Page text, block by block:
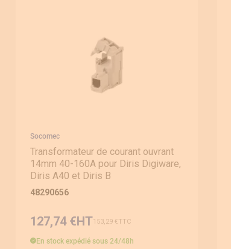
Socomec
Transformateur de courant ouvrant
14mm 40-160A pour Diris Digiware,
Diris A40 et Diris B
48290656
153,29 €
127,74 €
En stock expédié sous 24/48h